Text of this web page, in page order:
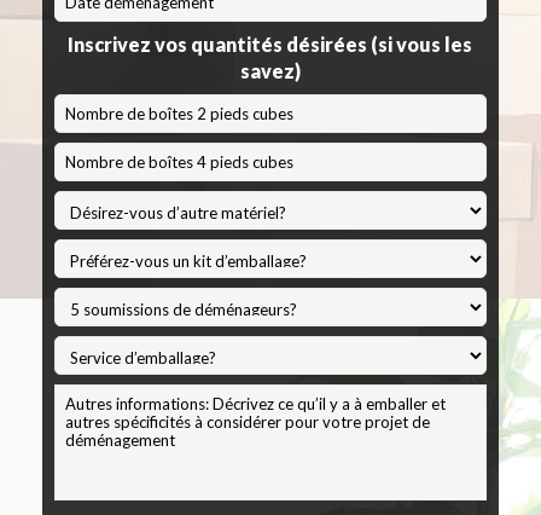
MM
slash
slash
AAAA
Inscrivez vos quantités désirées (si vous les
savez)